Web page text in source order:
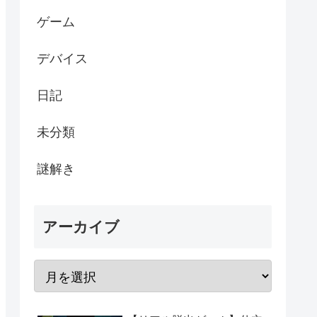
ゲーム
デバイス
日記
未分類
謎解き
アーカイブ